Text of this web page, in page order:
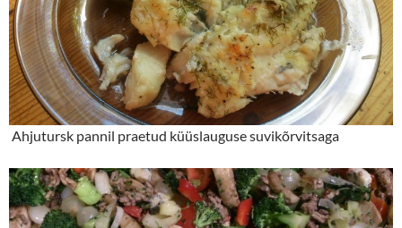
Ahjutursk pannil praetud küüslauguse suvikõrvitsaga